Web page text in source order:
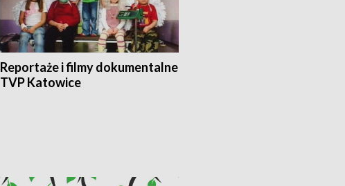
Reportaże i filmy dokumentalne
TVP Katowice